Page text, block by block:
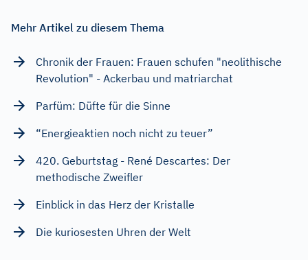
Mehr Artikel zu diesem Thema
Chronik der Frauen: Frauen schufen "neolithische
Revolution" - Ackerbau und matriarchat
Parfüm: Düfte für die Sinne
“Energieaktien noch nicht zu teuer”
420. Geburtstag - René Descartes: Der
methodische Zweifler
Einblick in das Herz der Kristalle
Die kuriosesten Uhren der Welt